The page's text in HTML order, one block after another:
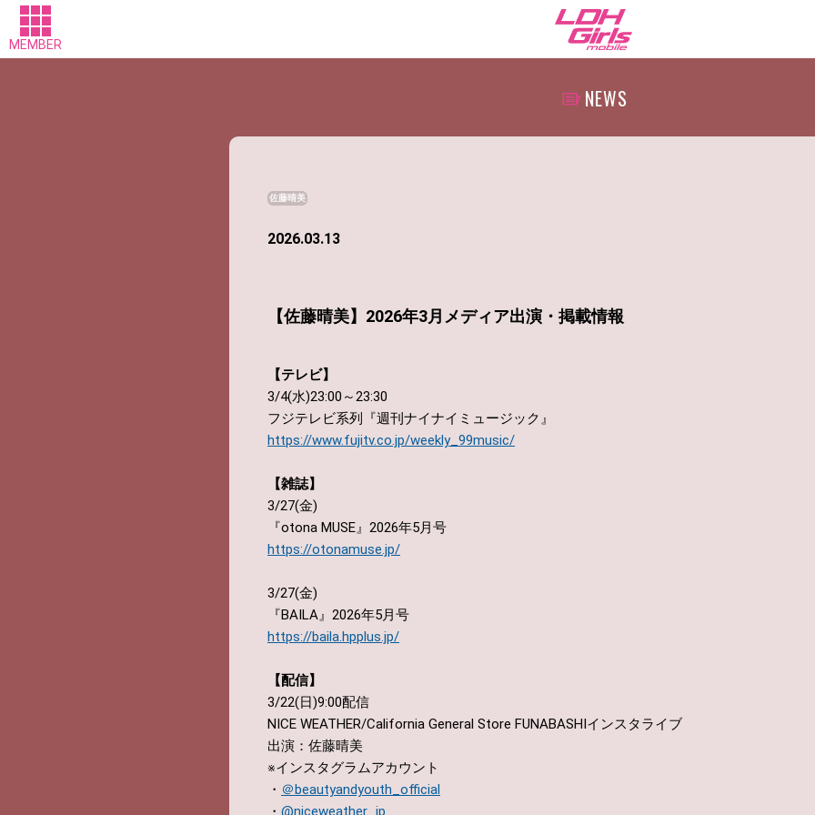
MEMBER
NEWS
佐藤晴美
2026.03.13
【佐藤晴美】2026年3月メディア出演・掲載情報
【テレビ】
3/4(水)23:00～23:30
フジテレビ系列『週刊ナイナイミュージック』
https://www.fujitv.co.jp/weekly_99music/
【雑誌】
3/27(金)
『otona MUSE』2026年5月号
https://otonamuse.jp/
3/27(金)
『BAILA』2026年5月号
https://baila.hpplus.jp/
【配信】
3/22(日)9:00配信
NICE WEATHER/California General Store FUNABASHIインスタライブ
出演：佐藤晴美
※インスタグラムアカウント
・ ＠beautyandyouth_official
・ @niceweather_jp